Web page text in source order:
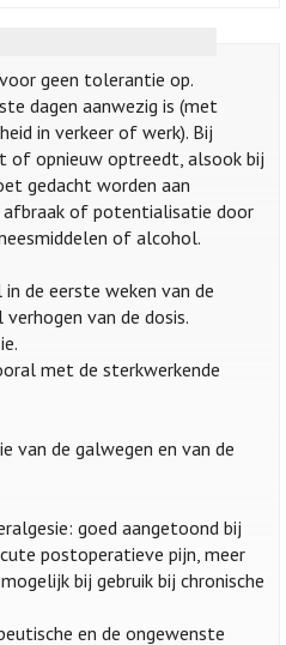
geen tolerantie op.
dagen aanwezig is (met
in verkeer of werk). Bij
of opnieuw optreedt, alsook bij
gedacht worden aan
afbraak of potentialisatie door
of alcohol.
de eerste weken van de
van de dosis.
met de sterkwerkende
van de galwegen en van de
goed aangetoond bij
postoperatieve pijn, meer
bij gebruik bij chronische
en de ongewenste